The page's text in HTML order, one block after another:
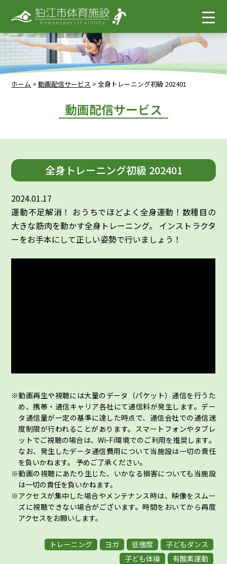
ホーム >動画配信サービス >全身トレーニング初級 202401
動画配信サービス
全身トレーニング初級 202401
2024.01.17
運動不足解消！ おうちでほどよく全身運動！数種目の
大きな筋肉を動かす全身トレーニング。 インストラクタ
ーをお手本にして正しい姿勢で行いましょう！
動画再生や視聴には大量のデータ（パケット）通信を行うた
め、携帯・通信キャリア各社にて通信料が発生します。デー
タ通信量が一定の基準に達した時点で、通信会社での通信速
度制限が行われることがあります。スマートフォンやタブレ
ットでご視聴の場合は、Wi-Fi環境でのご利用を推奨します。
なお、発生したデータ通信費用について当施設は一切の責任
を負いかねます。 予めご了承ください。
動画の視聴にあたり生じた、いかなる損害についても当施設
は一切の責任を負いかねます。
アクセスが集中した場合やメンテナンス時は、映像をスムー
ズに視聴できない場合がございます。時間をおいてから再度
アクセスをお願いします。
トレーニング ヨガ 低強度
子どもダンス
子ども体操
有酸素運動